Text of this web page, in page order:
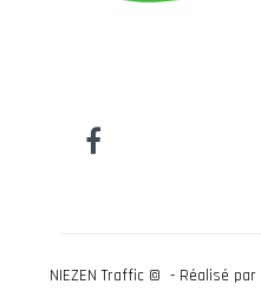
NIEZEN Traffic © - Réalisé par